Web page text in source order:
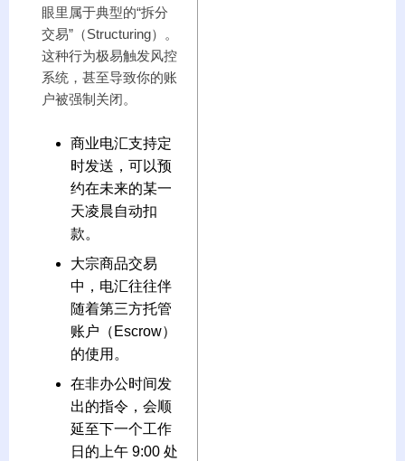
眼里属于典型的“拆分
交易”（Structuring）。
这种行为极易触发风控
系统，甚至导致你的账
户被强制关闭。
商业电汇支持定
时发送，可以预
约在未来的某一
天凌晨自动扣
款。
大宗商品交易
中，电汇往往伴
随着第三方托管
账户（Escrow）
的使用。
在非办公时间发
出的指令，会顺
延至下一个工作
日的上午 9:00 处